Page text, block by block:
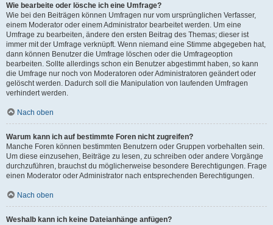
Wie bearbeite oder lösche ich eine Umfrage?
Wie bei den Beiträgen können Umfragen nur vom ursprünglichen Verfasser,
einem Moderator oder einem Administrator bearbeitet werden. Um eine
Umfrage zu bearbeiten, ändere den ersten Beitrag des Themas; dieser ist
immer mit der Umfrage verknüpft. Wenn niemand eine Stimme abgegeben hat,
dann können Benutzer die Umfrage löschen oder die Umfrageoption
bearbeiten. Sollte allerdings schon ein Benutzer abgestimmt haben, so kann
die Umfrage nur noch von Moderatoren oder Administratoren geändert oder
gelöscht werden. Dadurch soll die Manipulation von laufenden Umfragen
verhindert werden.
Nach oben
Warum kann ich auf bestimmte Foren nicht zugreifen?
Manche Foren können bestimmten Benutzern oder Gruppen vorbehalten sein.
Um diese einzusehen, Beiträge zu lesen, zu schreiben oder andere Vorgänge
durchzuführen, brauchst du möglicherweise besondere Berechtigungen. Frage
einen Moderator oder Administrator nach entsprechenden Berechtigungen.
Nach oben
Weshalb kann ich keine Dateianhänge anfügen?